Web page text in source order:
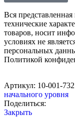
Вся
технические
товаров, носит
условиях не
персональных
Политикой
Артикул: 10-001-732
начального уровня
Поделиться:
Закрыть